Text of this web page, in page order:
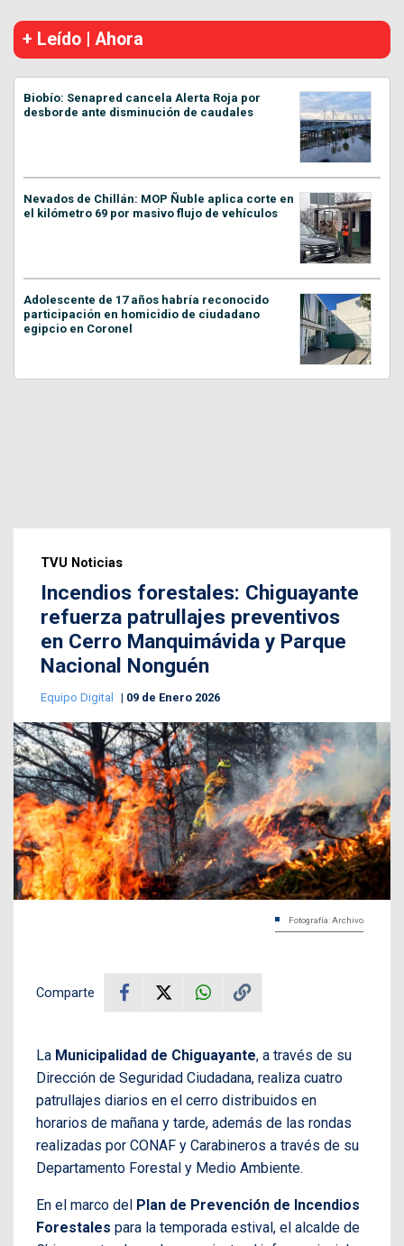
+ Leído | Ahora
Biobío: Senapred cancela Alerta Roja por
desborde ante disminución de caudales
Nevados de Chillán: MOP Ñuble aplica corte en
el kilómetro 69 por masivo flujo de vehículos
Adolescente de 17 años habría reconocido
participación en homicidio de ciudadano
egipcio en Coronel
TVU Noticias
Incendios forestales: Chiguayante
refuerza patrullajes preventivos
en Cerro Manquimávida y Parque
Nacional Nonguén
Equipo Digital 09 de Enero 2026
Fotografía: Archivo
Comparte
La Municipalidad de Chiguayante, a través de su
Dirección de Seguridad Ciudadana, realiza cuatro
patrullajes diarios en el cerro distribuidos en
horarios de mañana y tarde, además de las rondas
realizadas por CONAF y Carabineros a través de su
Departamento Forestal y Medio Ambiente.
En el marco del Plan de Prevención de Incendios
Forestales para la temporada estival, el alcalde de